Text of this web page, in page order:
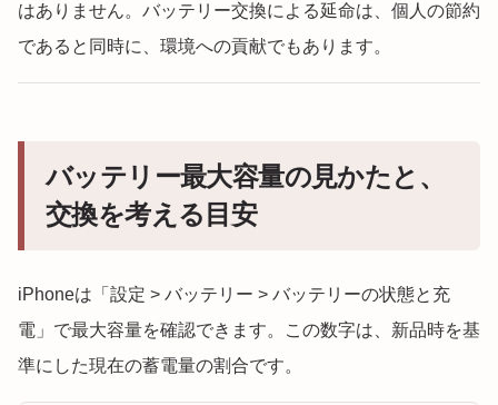
はありません。バッテリー交換による延命は、個人の節約
であると同時に、環境への貢献でもあります。
バッテリー最大容量の見かたと、
交換を考える目安
iPhoneは「設定 > バッテリー > バッテリーの状態と充
電」で最大容量を確認できます。この数字は、新品時を基
準にした現在の蓄電量の割合です。